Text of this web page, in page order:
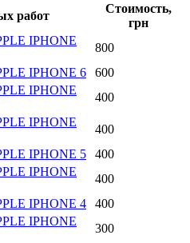
работ
Стоимость,
грн
IPHONE
800
IPHONE 6
600
IPHONE
400
IPHONE
400
IPHONE 5
400
IPHONE
400
IPHONE 4
400
IPHONE
300